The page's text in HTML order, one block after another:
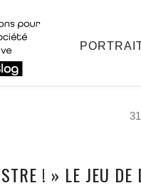
! » LE JEU